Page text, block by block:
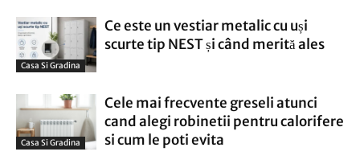
Casa Si Gradina
Ce este un vestiar metalic cu uși
scurte tip NEST și când merită ales
Casa Si Gradina
Cele mai frecvente greseli atunci
cand alegi robinetii pentru calorifere
si cum le poti evita